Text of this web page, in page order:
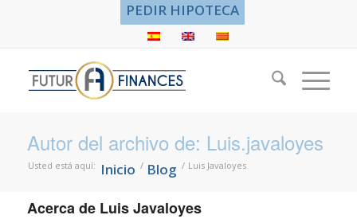
PEDIR HIPOTECA
Autor del archivo de: Luis.javaloyes
Usted está aquí: Inicio / Blog / Luis Javaloyes
Acerca de Luis Javaloyes